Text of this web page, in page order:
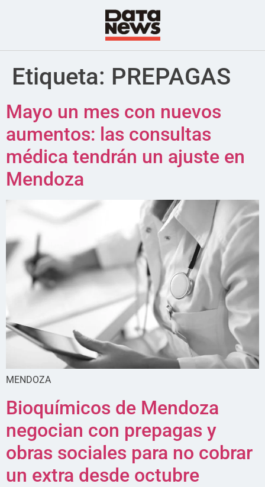
Etiqueta: PREPAGAS
Mayo un mes con nuevos
aumentos: las consultas
médica tendrán un ajuste en
Mendoza
MENDOZA
Bioquímicos de Mendoza
negocian con prepagas y
obras sociales para no cobrar
un extra desde octubre